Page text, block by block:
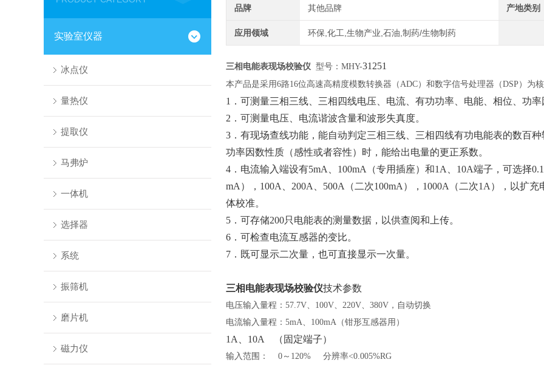
实验室仪器
冰点仪
量热仪
提取仪
马弗炉
一体机
选择器
系统
振筛机
磨片机
磁力仪
品牌 其他品牌 产地类别
应用领域 环保,化工,生物产业,石油,制药/生物制药
三相电能表现场校验仪 型号：MHY-31251
本产品是采用6路16位高速高精度模数转换器（ADC）和数字信号处理器（DSP）为
1．可测量三相三线、三相四线电压、电流、有功功率、电能、相位、功
2．可测量电压、电流谐波含量和波形失真度。
3．有现场查线功能，能自动判定三相三线、三相四线有功电能表的数百
功率因数性质（感性或者容性）时，能给出电量的更正系数。
4．电流输入端设有5mA、100mA（专用插座）和1A、10A端子，可选择
mA），100A、200A、500A（二次100mA），1000A（二次1A），以扩
体校准。
5．可存储200只电能表的测量数据，以供查阅和上传。
6．可检查电流互感器的变比。
7．既可显示二次量，也可直接显示一次量。
三相电能表现场校验仪技术参数
电压输入量程： 57.7V、100V、220V、380V，自动切换
电流输入量程： 5mA、100mA（钳形互感器用）
1A、10A （固定端子）
输入范围：
0～120% 分辨率<0.005%RG